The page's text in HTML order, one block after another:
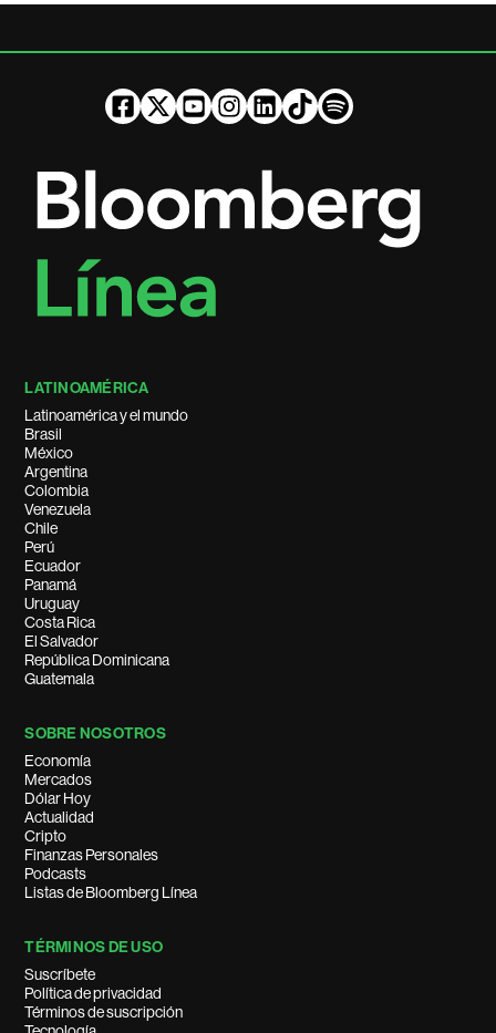
LATINOAMÉRICA
Latinoamérica y el mundo
Brasil
México
Argentina
Colombia
Venezuela
Chile
Perú
Ecuador
Panamá
Uruguay
Costa Rica
El Salvador
República Dominicana
Guatemala
SOBRE NOSOTROS
Economía
Mercados
Dólar Hoy
Actualidad
Cripto
Finanzas Personales
Podcasts
Listas de Bloomberg Línea
TÉRMINOS DE USO
Suscríbete
Política de privacidad
Términos de suscripción